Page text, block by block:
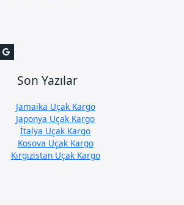
Son Yazılar
Jamaika Uçak Kargo
Japonya Uçak Kargo
İtalya Uçak Kargo
Kosova Uçak Kargo
Kırgızistan Uçak Kargo